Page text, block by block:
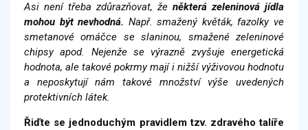
Asi není třeba zdůrazňovat, že některá zeleninová jídla
mohou být nevhodná. Např. smažený květák, fazolky ve
smetanové omáčce se slaninou, smažené zeleninové
chipsy apod. Nejenže se výrazně zvyšuje energetická
hodnota, ale takové pokrmy mají i nižší výživovou hodnotu
a neposkytují nám takové množství výše uvedených
protektivních látek.
Řiďte se jednoduchým pravidlem tzv. zdravého talíře